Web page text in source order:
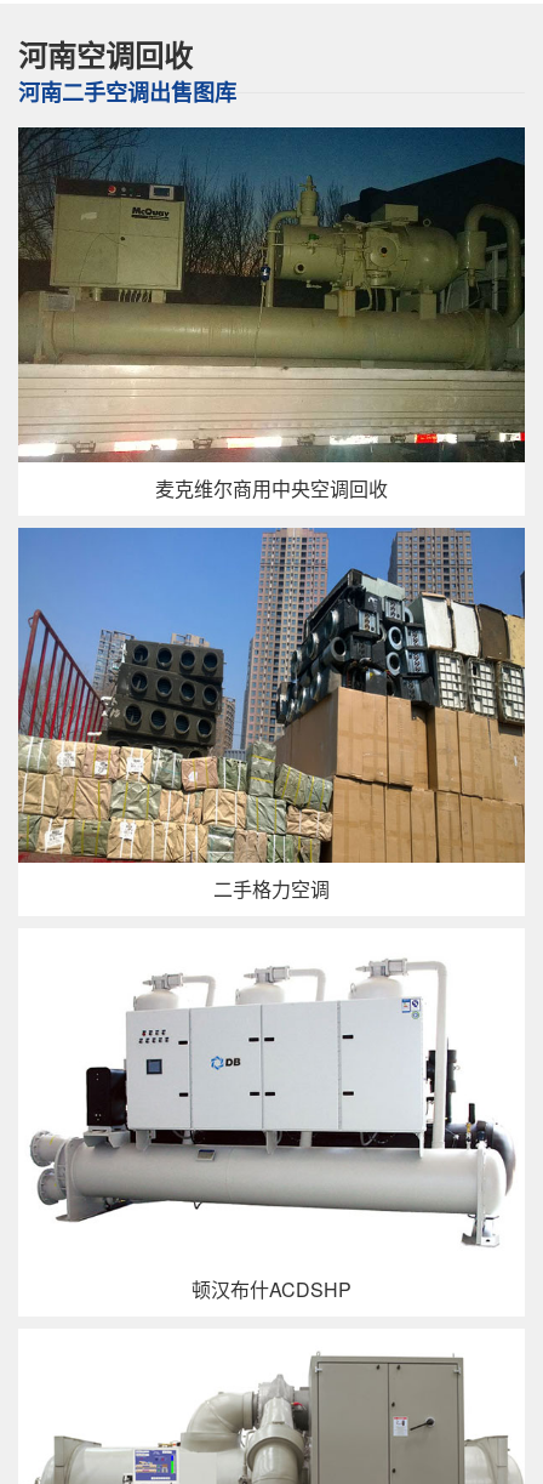
河南空调回收
河南二手空调出售图库
麦克维尔商用中央空调回收
二手格力空调
顿汉布什ACDSHP